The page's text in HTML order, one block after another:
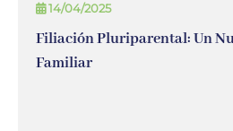
14/04/2025
Filiación Pluriparental: Un
Familiar